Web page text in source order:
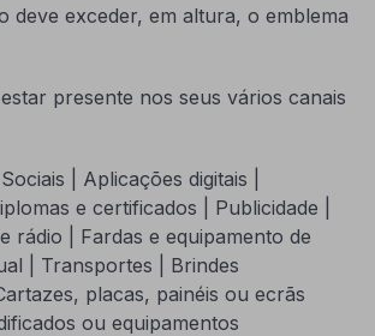
deve exceder, em altura, o emblema
presente nos seus vários canais
| Aplicações digitais |
e certificados | Publicidade |
rádio | Fardas e equipamento de
| Transportes | Brindes
placas, painéis ou ecrãs
ou equipamentos